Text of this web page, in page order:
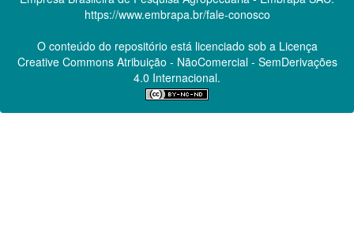
https://www.embrapa.br/fale-conosco
O conteúdo do repositório está licenciado sob a Licença
Creative CommonsAtribuição - NãoComercial - SemDerivações
4.0 Internacional.